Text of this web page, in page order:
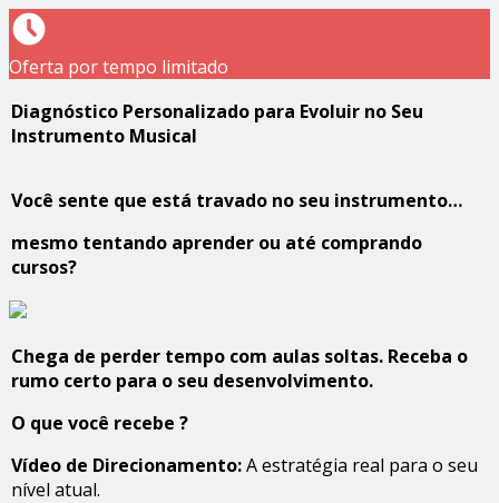
Oferta por tempo limitado
Diagnóstico Personalizado para Evoluir no Seu
Instrumento Musical
Você sente que está travado no seu instrumento…
mesmo tentando aprender ou até comprando
cursos?
Chega de perder tempo com aulas soltas. Receba o
rumo certo para o seu desenvolvimento.
O que você recebe ?
Vídeo de Direcionamento:A estratégia real para o seu
nível atual.